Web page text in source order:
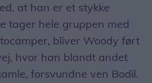
at han er et stykke
tager hele gruppen med
bliver Woody ført
hvor han blandt andet
forsvundne ven Bodil.